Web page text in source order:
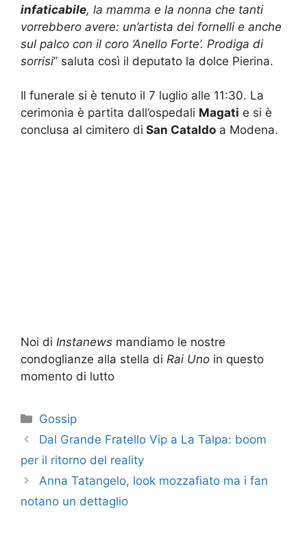
infaticabile, la mamma e la nonna che tanti
vorrebbero avere: un’artista dei fornelli e anche
sul palco con il coro ‘Anello Forte’. Prodiga di
sorrisi” saluta così il deputato la dolce Pierina.
Il funerale si è tenuto il 7 luglio alle 11:30. La
cerimonia è partita dall’ospedali Magati e si è
conclusa al cimitero di San Cataldo a Modena.
Noi di Instanews mandiamo le nostre
condoglianze alla stella di Rai Uno in questo
momento di lutto
Categorie
Gossip
Dal Grande Fratello Vip a La Talpa: boom
per il ritorno del reality
Anna Tatangelo, look mozzafiato ma i fan
notano un dettaglio